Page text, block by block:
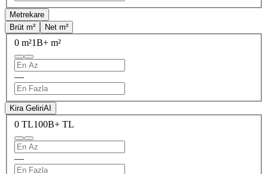
Metrekare
Brüt m²
Net m²
0 m²1B+ m²
—
Kira GeliriAI
0 TL100B+ TL
—